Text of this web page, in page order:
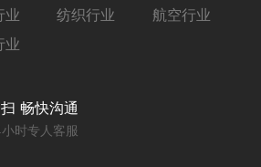
业 纺织行业
航空行业
业
畅快沟通
时专人客服